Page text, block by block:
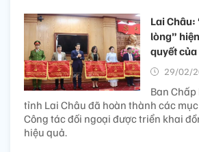
Lai Châu:
lòng”
quyết
29/02/
Ban
tỉnh Lai Châu đã hoàn thành các
Công tác đối ngoại được triển khai
hiệu quả.